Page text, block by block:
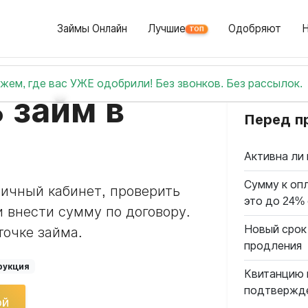
Займы Онлайн Лучшие ТОП Одобряют
где вас УЖЕ одобрили! Без звонков. Без рассылок.
займ в
кабинет, проверить
внести сумму по договору.
займа.
Перед
Активна ли
Сумму к
это до
Новый
продления
Квитанцию